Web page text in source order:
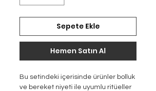
Sepete Ekle
Hemen Satın Al
Bu setindeki içerisinde ürünler bolluk
ve bereket niyeti ile uyumlu ritüeller